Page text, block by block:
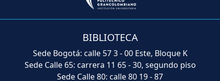
BIBLIOTECA
Sede Bogotá: calle 57 3 - 00 Este, Bloque K
Sede Calle 65: carrera 11 65 - 30, segundo piso
Sede Calle 80: calle 80 19 - 87